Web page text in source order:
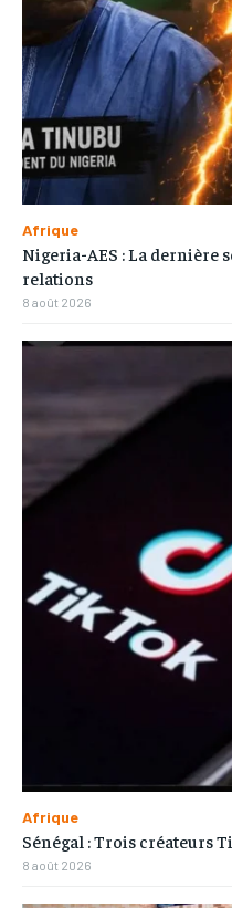
Afrique
Nigeria-AES : La dernière
relations
8 août 2026
Afrique
Sénégal : Trois créateurs
8 août 2026